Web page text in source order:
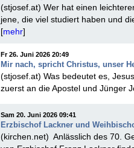
(stjosef.at) Wer hat einen
jene, die viel studiert haben und
[mehr]
Fr 26. Juni 2026 20:49
Mir nach, spricht Christus, unser
(stjosef.at) Was bedeutet es,
zuerst an die Apostel und Jünger
Sam 20. Juni 2026 09:41
Erzbischof Lackner und
(kirchen.net) Anlässlich des 70.